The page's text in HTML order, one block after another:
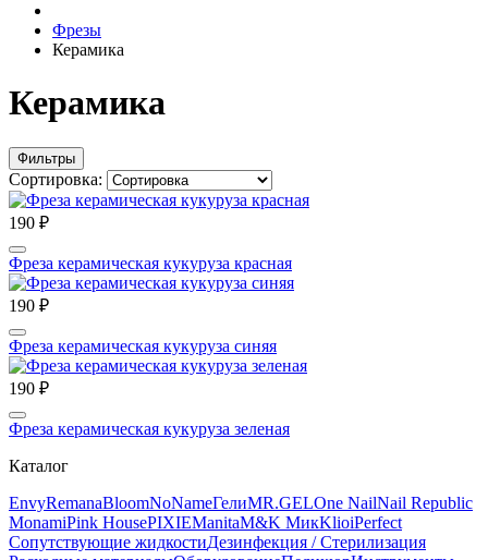
Фрезы
Керамика
Керамика
Фильтры
Сортировка:
190 ₽
Фреза керамическая кукуруза красная
190 ₽
Фреза керамическая кукуруза синяя
190 ₽
Фреза керамическая кукуруза зеленая
Каталог
EnvyRemanaBloomNoNameГелиMR.GELOne NailNail Republic
MonamiPink HousePIXIEManitaM&K МикKlioiPerfect
Сопутствующие жидкостиДезинфекция / Стерилизация